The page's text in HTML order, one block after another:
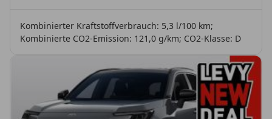
Kombinierter Kraftstoffverbrauch: 5,3 l/100 km;
Kombinierte CO2-Emission: 121,0 g/km; CO2-Klasse: D